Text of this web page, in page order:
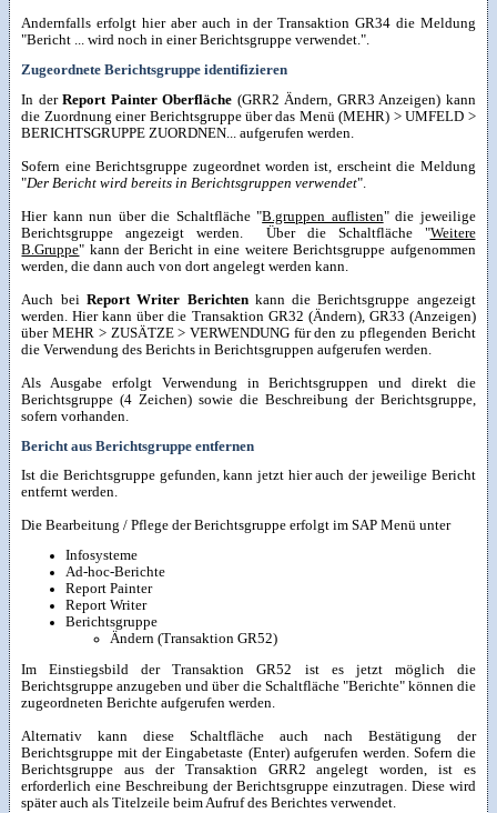
Andernfalls erfolgt hier aber auch in der Transaktion GR34 die Meldung
"Bericht ... wird noch in einer Berichtsgruppe verwendet.".
Zugeordnete Berichtsgruppe identifizieren
In derReport Painter Oberfläche (GRR2 Ändern, GRR3 Anzeigen) kann
die Zuordnung einer Berichtsgruppe über das Menü (MEHR) > UMFELD >
BERICHTSGRUPPE ZUORDNEN... aufgerufen werden.
Sofern eine Berichtsgruppe zugeordnet worden ist, erscheint die Meldung
"Der Bericht wird bereits in Berichtsgruppen verwendet".
Hier kann nun über die Schaltfläche "B.gruppen auflisten" die jeweilige
Berichtsgruppe angezeigt werden. Über die Schaltfläche "Weitere
B.Gruppe" kann der Bericht in eine weitere Berichtsgruppe aufgenommen
werden, die dann auch von dort angelegt werden kann.
Auch bei Report Writer Berichtenkann die Berichtsgruppe angezeigt
werden. Hier kann über die Transaktion GR32 (Ändern), GR33 (Anzeigen)
über MEHR > ZUSÄTZE > VERWENDUNG für den zu pflegenden Bericht
die Verwendung des Berichts in Berichtsgruppen aufgerufen werden.
Als Ausgabe erfolgt Verwendung in Berichtsgruppen und direkt die
Berichtsgruppe (4 Zeichen) sowie die Beschreibung der Berichtsgruppe,
sofern vorhanden.
Bericht aus Berichtsgruppe entfernen
Ist die Berichtsgruppe gefunden, kann jetzt hier auch der jeweilige Bericht
entfernt werden.
Die Bearbeitung / Pflege der Berichtsgruppe erfolgt im SAP Menü unter
Infosysteme
Ad-hoc-Berichte
Report Painter
Report Writer
Berichtsgruppe
Ändern (Transaktion GR52)
Im Einstiegsbild der Transaktion GR52 ist es jetzt möglich die
Berichtsgruppe anzugeben und über die Schaltfläche "Berichte" können die
zugeordneten Berichte aufgerufen werden.
Alternativ kann diese Schaltfläche auch nach Bestätigung der
Berichtsgruppe mit der Eingabetaste (Enter) aufgerufen werden. Sofern die
Berichtsgruppe aus der Transaktion GRR2 angelegt worden, ist es
erforderlich eine Beschreibung der Berichtsgruppe einzutragen. Diese wird
später auch als Titelzeile beim Aufruf des Berichtes verwendet.